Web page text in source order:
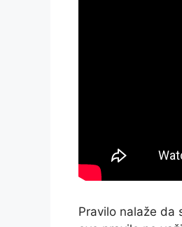
Pravilo nalaže da